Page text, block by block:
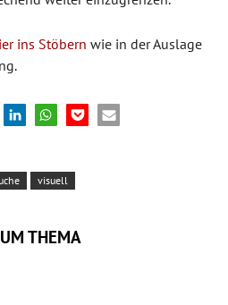
ins Stöbern wie in der Auslage
visuell
THEMA